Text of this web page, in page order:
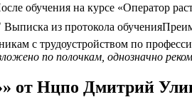
обучения на курсе «Оператор
Выписка из протокола
с трудоустройством по
по полочкам, однозначно
от Нцпо Дмитрий